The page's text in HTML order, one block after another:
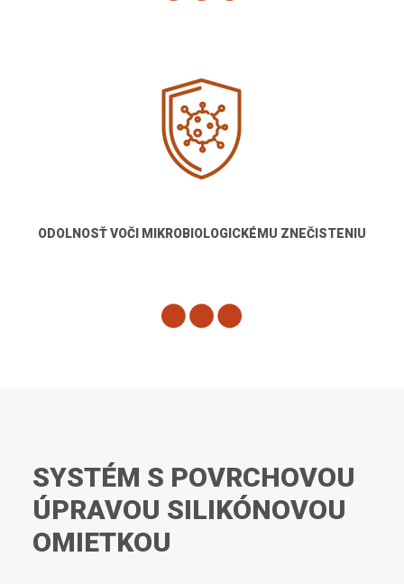
ODOLNOSŤ VOČI MIKROBIOLOGICKÉMU ZNEČISTENIU
SYSTÉM S POVRCHOVOU
ÚPRAVOU SILIKÓNOVOU
OMIETKOU